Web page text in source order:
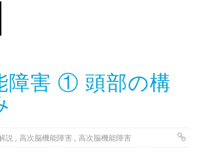
障害 ① 頭部の構
説 , 高次脳機能障害 , 高次脳機能障害